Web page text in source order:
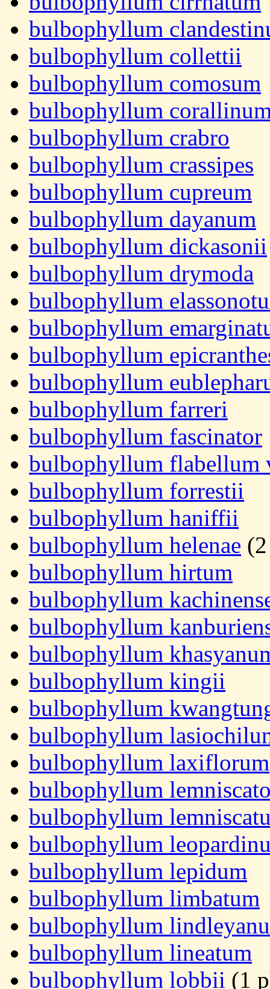
bulbophyllum
bulbophyllum collettii
bulbophyllum comosum
bulbophyllum
bulbophyllum crabro
bulbophyllum crassipes
bulbophyllum cupreum
bulbophyllum dayanum
bulbophyllum dickasonii
bulbophyllum drymoda
bulbophyllum
bulbophyllum
bulbophyllum
bulbophyllum
bulbophyllum farreri
bulbophyllum fascinator
bulbophyllum flabellum
bulbophyllum forrestii
bulbophyllum haniffii
bulbophyllum helenae
bulbophyllum hirtum
bulbophyllum
bulbophyllum
bulbophyllum
bulbophyllum kingii
bulbophyllum
bulbophyllum
bulbophyllum laxiflorum
bulbophyllum
bulbophyllum
bulbophyllum
bulbophyllum lepidum
bulbophyllum limbatum
bulbophyllum
bulbophyllum lineatum
bulbophyllum lobbii (1